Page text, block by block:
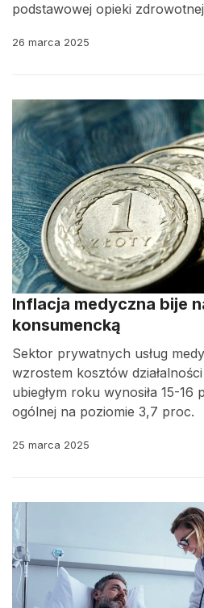
podstawowej opieki
26 marca 2025
Inflacja medyczna bije
konsumencką
Sektor prywatnych usług
wzrostem kosztów
ubiegłym roku wynosiła 15-
ogólnej na poziomie 3,7 proc.
25 marca 2025